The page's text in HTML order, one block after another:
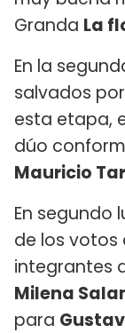
Granda La
En la
salvados
esta etapa,
dúo
Mauricio
En segundo
de los votos
integrantes
Milena
para